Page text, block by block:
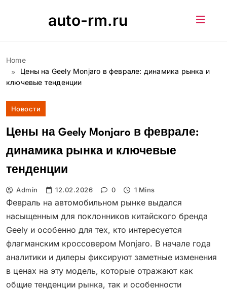
auto-rm.ru
Home
Цены на Geely Monjaro в феврале: динамика рынка и
ключевые тенденции
Новости
Цены на Geely Monjaro в феврале:
динамика рынка и ключевые
тенденции
Admin 12.02.2026 0 1 Mins
Февраль на автомобильном рынке выдался
насыщенным для поклонников китайского бренда
Geely и особенно для тех, кто интересуется
флагманским кроссовером Monjaro. В начале года
аналитики и дилеры фиксируют заметные изменения
в ценах на эту модель, которые отражают как
общие тенденции рынка, так и особенности